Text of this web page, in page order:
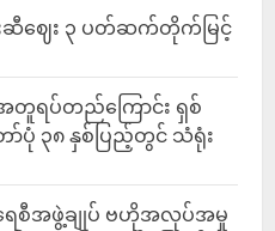
ဆီဈေး ၃ ပတ်ဆက်တိုက်မြင့်
အတူရပ်တည်ကြောင်း ရှစ်
ပုံ ၃၈ နှစ်ပြည့်တွင် သံရုံး
ေစီအဖွဲ့ချုပ် ဗဟိုအလုပ်အမှု